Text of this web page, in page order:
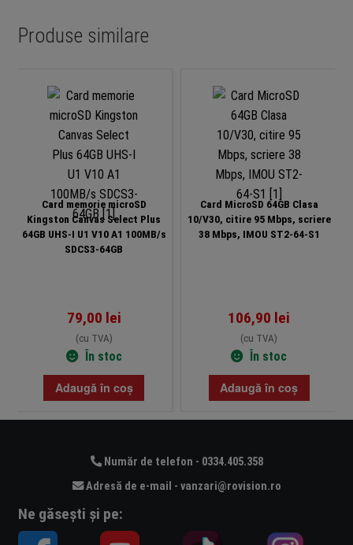
Produse similare
Card memorie microSD
Kingston Canvas Select Plus
64GB UHS-I U1 V10 A1 100MB/s
SDCS3-64GB
79,00 lei
(cu TVA)
În stoc
Adaugă în coș
Card MicroSD 64GB Clasa
10/V30, citire 95 Mbps, scriere
38 Mbps, IMOU ST2-64-S1
106,90 lei
(cu TVA)
În stoc
Adaugă în coș
Număr de telefon - 0334.405.358
Adresă de e-mail - vanzari@rovision.ro
Ne găsești și pe: